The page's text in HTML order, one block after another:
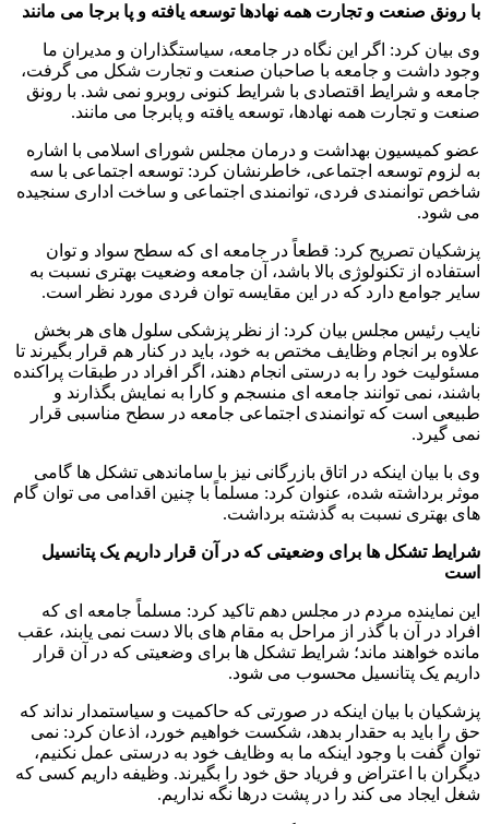
با رونق صنعت و تجارت همه نهادها توسعه یافته و پا برجا می مانند
وی بیان کرد: اگر این نگاه در جامعه، سیاستگذاران و مدیران ما
وجود داشت و جامعه با صاحبان صنعت و تجارت شکل می گرفت،
جامعه و شرایط اقتصادی با شرایط کنونی روبرو نمی شد. با رونق
صنعت و تجارت همه نهادها، توسعه یافته و پابرجا می مانند.
عضو کمیسیون بهداشت و درمان مجلس شورای اسلامی با اشاره
به لزوم توسعه اجتماعی، خاطرنشان کرد: توسعه اجتماعی با سه
شاخص توانمندی فردی، توانمندی اجتماعی و ساخت اداری سنجیده
می شود.
پزشکیان تصریح کرد: قطعاً در جامعه ای که سطح سواد و توان
استفاده از تکنولوژی بالا باشد، آن جامعه وضعیت بهتری نسبت به
سایر جوامع دارد که در این مقایسه توان فردی مورد نظر است.
نایب رئیس مجلس بیان کرد: از نظر پزشکی سلول های هر بخش
علاوه بر انجام وظایف مختص به خود، باید در کنار هم قرار بگیرند تا
مسئولیت خود را به درستی انجام دهند، اگر افراد در طبقات پراکنده
باشند، نمی توانند جامعه ای منسجم و کارا به نمایش بگذارند و
طبیعی است که توانمندی اجتماعی جامعه در سطح مناسبی قرار
نمی گیرد.
وی با بیان اینکه در اتاق بازرگانی نیز با ساماندهی تشکل ها گامی
موثر برداشته شده، عنوان کرد: مسلماً با چنین اقدامی می توان گام
های بهتری نسبت به گذشته برداشت.
شرایط تشکل ها برای وضعیتی که در آن قرار داریم یک پتانسیل
است
این نماینده مردم در مجلس دهم تاکید کرد: مسلماً جامعه ای که
افراد در آن با گذر از مراحل به مقام های بالا دست نمی یابند، عقب
مانده خواهند ماند؛ شرایط تشکل ها برای وضعیتی که در آن قرار
داریم یک پتانسیل محسوب می شود.
پزشکیان با بیان اینکه در صورتی که حاکمیت و سیاستمدار نداند که
حق را باید به حقدار بدهد، شکست خواهیم خورد، اذعان کرد: نمی
توان گفت با وجود اینکه ما به وظایف خود به درستی عمل نکنیم،
دیگران با اعتراض و فریاد حق خود را بگیرند. وظیفه داریم کسی که
شغل ایجاد می کند را در پشت درها نگه نداریم.